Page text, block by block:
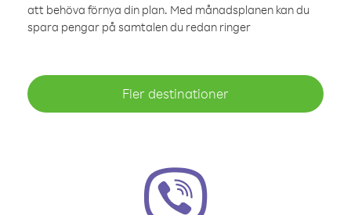
att behöva förnya din plan. Med månadsplanen kan du
spara pengar på samtalen du redan ringer
Fler destinationer